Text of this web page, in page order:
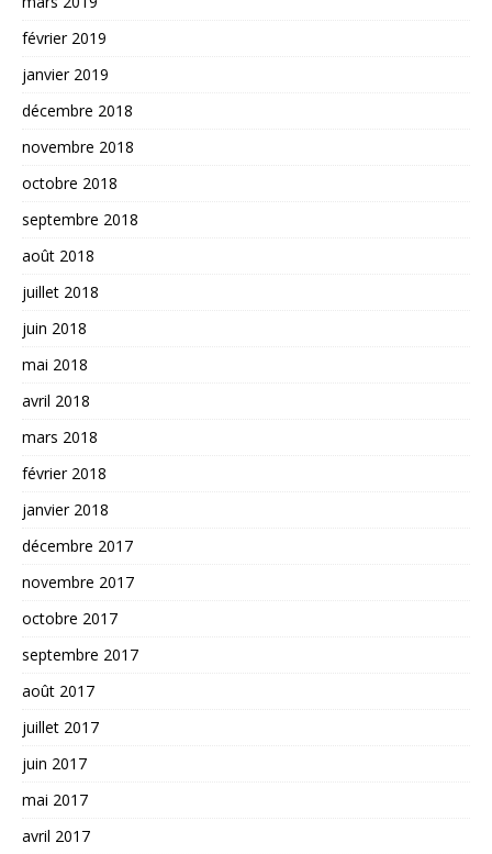
février 2019
janvier 2019
décembre 2018
novembre 2018
octobre 2018
septembre 2018
août 2018
juillet 2018
juin 2018
mai 2018
avril 2018
mars 2018
février 2018
janvier 2018
décembre 2017
novembre 2017
octobre 2017
septembre 2017
août 2017
juillet 2017
juin 2017
mai 2017
avril 2017